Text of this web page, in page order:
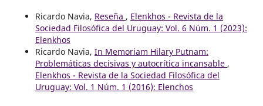
Ricardo Navia, Reseña , Elenkhos - Revista de la
Sociedad Filosófica del Uruguay: Vol. 6 Núm. 1 (2023):
Elenkhos
Ricardo Navia, In Memoriam Hilary Putnam:
Problemáticas decisivas y autocrítica incansable ,
Elenkhos - Revista de la Sociedad Filosófica del
Uruguay: Vol. 1 Núm. 1 (2016): Elenchos